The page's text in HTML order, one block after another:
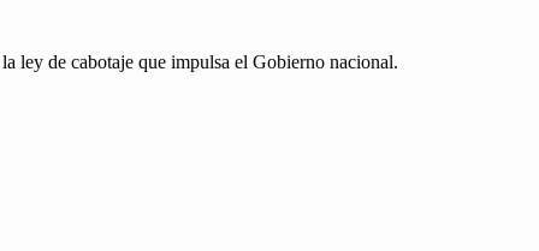
ley de cab­o­ta­je que impul­sa el Gob­ier­no nacional.